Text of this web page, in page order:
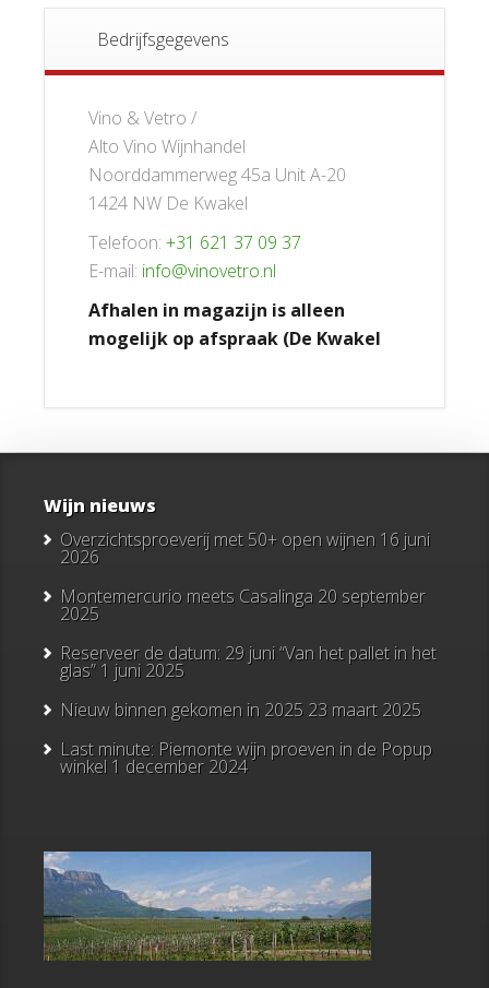
Bedrijfsgegevens
Vino & Vetro /
Alto Vino Wijnhandel
Noorddammerweg 45a Unit A-20
1424 NW De Kwakel
Telefoon: +31 621 37 09 37
E-mail: info@vinovetro.nl
Afhalen in magazijn is alleen
mogelijk op afspraak (De Kwakel
Wijn nieuws
Overzichtsproeverij met 50+ open wijnen 16 juni
2026
Montemercurio meets Casalinga 20 september
2025
Reserveer de datum: 29 juni “Van het pallet in het
glas” 1 juni 2025
Nieuw binnen gekomen in 2025 23 maart 2025
Last minute: Piemonte wijn proeven in de Popup
winkel 1 december 2024